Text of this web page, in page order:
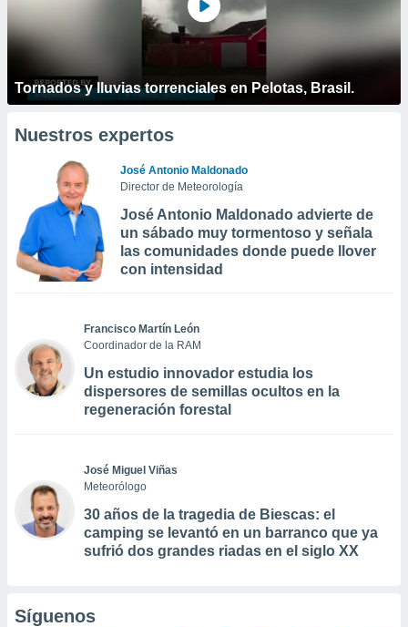
Tornados y lluvias torrenciales en Pelotas, Brasil.
Nuestros expertos
José Antonio Maldonado
Director de Meteorología
José Antonio Maldonado advierte de
un sábado muy tormentoso y señala
las comunidades donde puede llover
con intensidad
Francisco Martín León
Coordinador de la RAM
Un estudio innovador estudia los
dispersores de semillas ocultos en la
regeneración forestal
José Miguel Viñas
Meteorólogo
30 años de la tragedia de Biescas: el
camping se levantó en un barranco que ya
sufrió dos grandes riadas en el siglo XX
Síguenos